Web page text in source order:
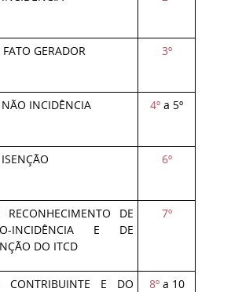
FATO GERADOR 3º
INCIDÊNCIA 4º a 5º
6º
RECONHECIMENTO DE
INCIDÊNCIA E DE
DO ITCD
7º
CONTRIBUINTE E DO
8ºa 10